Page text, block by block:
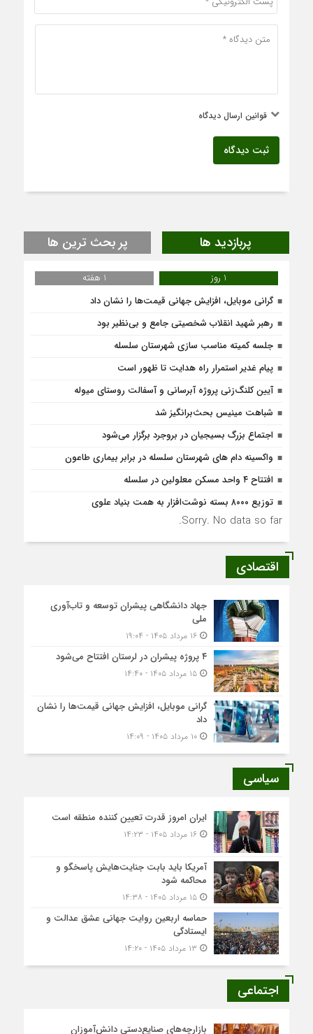
قوانین ارسال دیدگاه
ثبت دیدگاه
پربازدید ها پر بحث ترین ها
1 روز
1 هفته
گرانی موبایل، افزایش جهانی قیمت‌ها را نشان داد
رهبر شهید انقلاب شخصیتی جامع و بی‌نظیر بود
جلسه کمیته مناسب سازی شهرستان سلسله
پیام غدیر استمرار راه هدایت تا ظهور است
آیین کلنگ‌زنی پروژه آبرسانی و آسفالت روستای میوله
شباهت مینیس بحث‌برانگیز شد
اجتماع بزرگ بسیجیان در بروجرد برگزار می‌شود
واکسینه دام های شهرستان سلسله در برابر بیماری طاعون
افتتاح ۴ واحد مسکن معلولین در سلسله
توزیع ۸۰۰۰ بسته نوشت‌افزار به همت بنیاد علوی
Sorry. No data so far.
اقتصادی
جهاد دانشگاهی پیشران توسعه و تاب‌آوری
ملی
۱۶ مرداد ۱۴۰۵ - ۱۹:۰۴
۴ پروژه پیشران در لرستان افتتاح می‌شود
۱۵ مرداد ۱۴۰۵ - ۱۴:۴۰
گرانی موبایل، افزایش جهانی قیمت‌ها را نشان
داد
۱۰ مرداد ۱۴۰۵ - ۱۴:۰۹
سیاسی
ایران امروز قدرت تعیین کننده منطقه است
۱۶ مرداد ۱۴۰۵ - ۱۴:۲۳
آمریکا باید بابت جنایت‌هایش پاسخگو و
محاکمه شود
۱۵ مرداد ۱۴۰۵ - ۱۴:۳۸
حماسه اربعین روایت جهانی عشق عدالت و
ایستادگی
اجتماعی
بازارچه‌های صنایع‌دستی دانش‌آموزان